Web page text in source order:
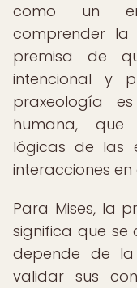
como un
comprender
premisa de
intencional y
praxeología
humana, que
lógicas de las
interacciones
Para Mises, la
significa que
depende de la
validar sus